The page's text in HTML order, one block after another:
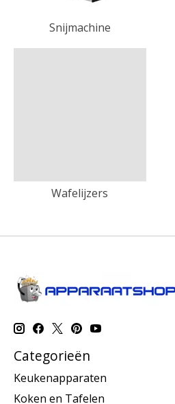
Snijmachine
Wafelijzers
Categorieën
Keukenapparaten
Koken en Tafelen